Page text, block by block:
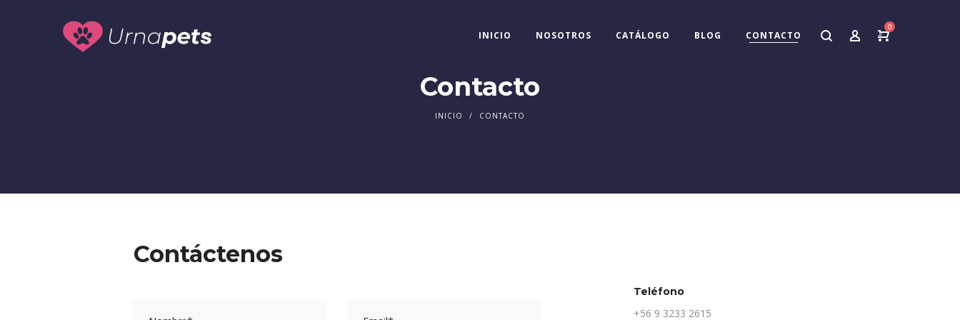
Urnapets
Urnapets
0
INICIO NOSOTROS CATÁLOGO BLOG CONTACTO
Contacto
INICIO / CONTACTO
Contáctenos
Teléfono
+56 9 3233 2615